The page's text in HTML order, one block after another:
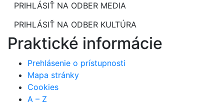
PRIHLÁSIŤ NA ODBER MEDIA
PRIHLÁSIŤ NA ODBER KULTÚRA
Praktické informácie
Prehlásenie o prístupnosti
Mapa stránky
Cookies
A – Z